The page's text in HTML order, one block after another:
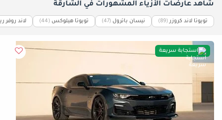
شاهد عارضات الأزياء المشهورات في الشارقة
تويوتا لاند كروزر (89) نيسان باترول (47) تويوتا هيلوكس (44) لاند روفر
استجابة سريعة